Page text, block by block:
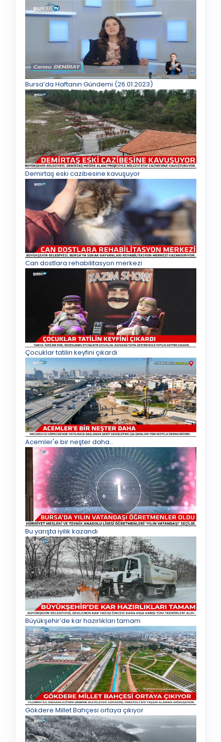
Bursa’da Haftanın Gündemi (26.01.2023)
Demirtaş eski cazibesine kavuşuyor
Can dostlara rehabilitasyon merkezi
Çocuklar tatilin keyfini çıkardı
Acemler'e bir neşter daha...
Bu yarışta iyilik kazandı
Büyükşehir’de kar hazırlıkları tamam
Gökdere Millet Bahçesi ortaya çıkıyor